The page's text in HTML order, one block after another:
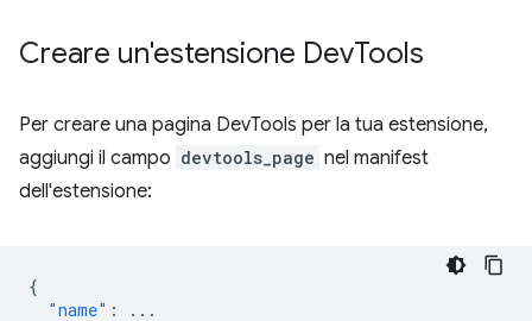
Creare un'estensione DevTools
Per creare una pagina DevTools per la tua estensione,
aggiungi il campo devtools_page nel manifest
dell'estensione:
{
"name" :
...